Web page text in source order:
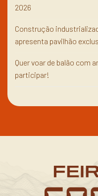
2026
Construção
apresenta pavilhão
Quer voar de balão com
participar!